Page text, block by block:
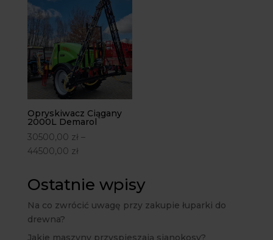
Opryskiwacz Ciągany
2000L Demarol
30500,00 zł –
44500,00 zł
Ostatnie wpisy
Na co zwrócić uwagę przy zakupie łuparki do
drewna?
Jakie maszyny przyspieszają sianokosy?